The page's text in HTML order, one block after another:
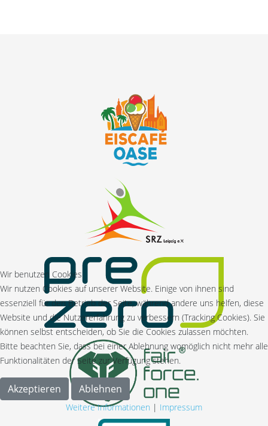
Wir benutzen Cookies
Wir nutzen Cookies auf unserer Website. Einige von ihnen sind
essenziell für den Betrieb der Seite, während andere uns helfen, diese
Website und die Nutzererfahrung zu verbessern (Tracking Cookies). Sie
können selbst entscheiden, ob Sie die Cookies zulassen möchten.
Bitte beachten Sie, dass bei einer Ablehnung womöglich nicht mehr alle
Funktionalitäten der Seite zur Verfügung stehen.
Akzeptieren Ablehnen
Weitere Informationen | Impressum